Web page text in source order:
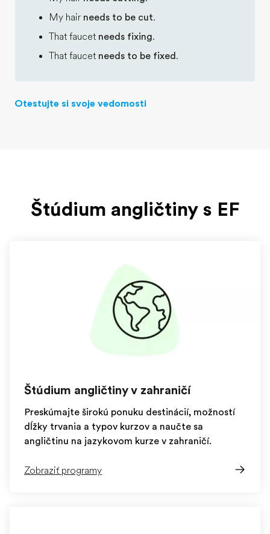
My hair needs to be cut.
That faucet needs fixing.
That faucet needs to be fixed .
Otestujte si svoje vedomosti
Štúdium angličtiny s EF
Štúdium angličtiny v zahraničí
Preskúmajte širokú ponuku destinácií, možností
dĺžky trvania a typov kurzov a naučte sa
angličtinu na jazykovom kurze v zahraničí.
Zobraziť programy